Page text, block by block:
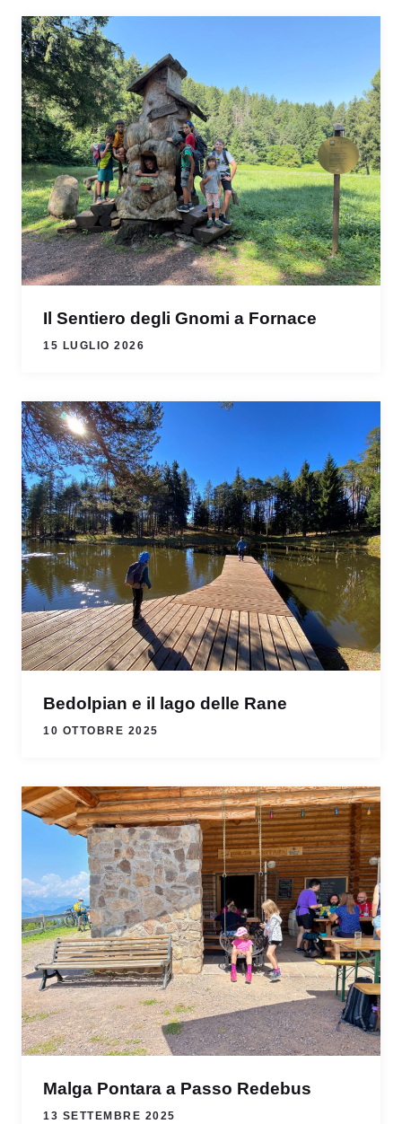
Il Sentiero degli Gnomi a Fornace
15 LUGLIO 2026
Bedolpian e il lago delle Rane
10 OTTOBRE 2025
Malga Pontara a Passo Redebus
13 SETTEMBRE 2025